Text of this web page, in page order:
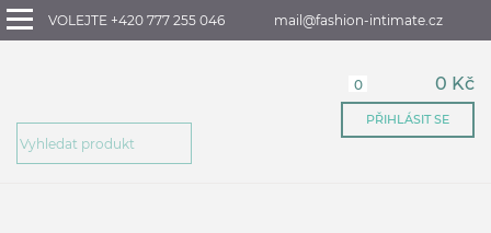
VOLEJTE +420 777 255 046 mail@fashion-intimate.cz
0 0 Kč
PŘIHLÁSIT SE